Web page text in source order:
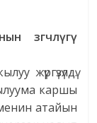
згчлүгү
жүргүзүлдү.
каршы
атайын